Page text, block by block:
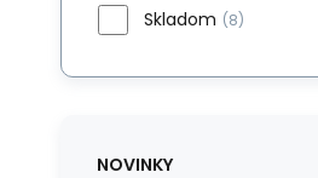
Skladom (8)
NOVINKY